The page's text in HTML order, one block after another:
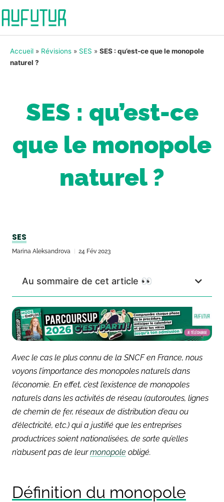
Accueil » Révisions » SES » SES : qu’est-ce que le monopole
naturel ?
SES : qu’est-ce
que le monopole
naturel ?
SES
Marina Aleksandrova 24 Fév 2023
Au sommaire de cet article 👀
Avec le cas le plus connu de la SNCF en France, nous
voyons l’importance des monopoles naturels dans
l’économie. En effet, c’est l’existence de monopoles
naturels dans les activités de réseau (autoroutes, lignes
de chemin de fer, réseaux de distribution d’eau ou
d’électricité, etc.) qui a justifié que les entreprises
productrices soient nationalisées, de sorte qu’elles
n’abusent pas de leurmonopole obligé.
Définition du monopole